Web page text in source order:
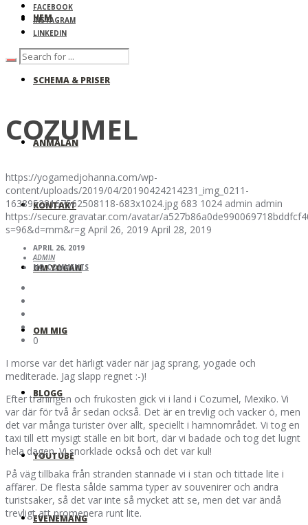
HEM
SCHEMA & PRISER
ANMÄLAN
KONTAKT
OM YOGAN
OM MIG
BLOGG
YOUTUBE
EVENEMANG
FACEBOOK
INSTAGRAM
LINKEDIN
COZUMEL
https://yogamedjohanna.com/wp-
content/uploads/2019/04/20190424214231_img_0211-
16389528167562508118-683x1024.jpg 683 1024 admin admin
https://secure.gravatar.com/avatar/
s=96&d=mm&r=g April 26, 2019 April 28, 2019
APRIL 26, 2019
ADMIN
NO COMMENTS
0
I morse var det härligt väder när jag sprang, yogade och
mediterade. Jag slapp regnet :-)!
Efter träningen och frukosten gick vi i land i Cozumel, Mexiko. Vi
var där för två år sedan också. Det är en trevlig och vacker ö, men
det var många turister över allt, speciellt i hamnområdet. Vi tog en
taxi till ett mysigt ställe en bit bort, där vi badade och tog det lugnt
hela dagen. Vi snorklade också och det var kul!
På väg tillbaka från stranden stannade vi i stan och tittade lite i
affärer. De flesta sålde samma typer av souvenirer och andra
turistsaker, så det var inte så mycket att se, men det var ändå
trevligt att promenera runt lite.